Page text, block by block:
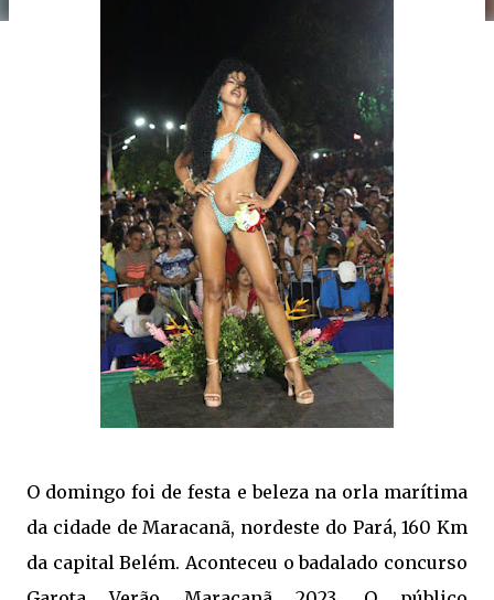
O domingo foi de festa e beleza na orla marítima
da cidade de Maracanã, nordeste do Pará, 160 Km
da capital Belém. Aconteceu o badalado concurso